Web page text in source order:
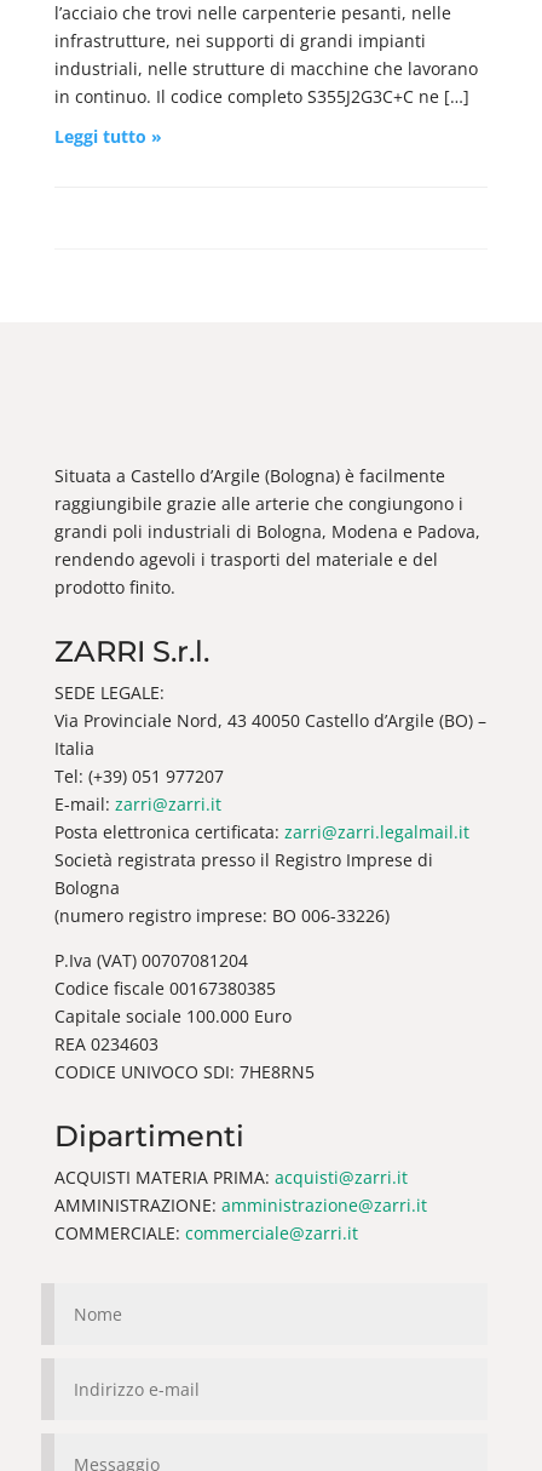
l’acciaio che trovi nelle carpenterie pesanti, nelle
infrastrutture, nei supporti di grandi impianti
industriali, nelle strutture di macchine che lavorano
in continuo. Il codice completo S355J2G3C+C ne […]
Leggi tutto »
Situata a Castello d’Argile (Bologna) è facilmente
raggiungibile grazie alle arterie che congiungono i
grandi poli industriali di Bologna, Modena e Padova,
rendendo agevoli i trasporti del materiale e del
prodotto finito.
ZARRI S.r.l.
SEDE LEGALE:
Via Provinciale Nord, 43 40050 Castello d’Argile (BO) –
Italia
Tel: (+39) 051 977207
E-mail: zarri@zarri.it
Posta elettronica certificata: zarri@zarri.legalmail.it
Società registrata presso il Registro Imprese di
Bologna
(numero registro imprese: BO 006-33226)
P.Iva (VAT) 00707081204
Codice fiscale 00167380385
Capitale sociale 100.000 Euro
REA 0234603
CODICE UNIVOCO SDI: 7HE8RN5
Dipartimenti
ACQUISTI MATERIA PRIMA: acquisti@zarri.it
AMMINISTRAZIONE: amministrazione@zarri.it
COMMERCIALE: commerciale@zarri.it